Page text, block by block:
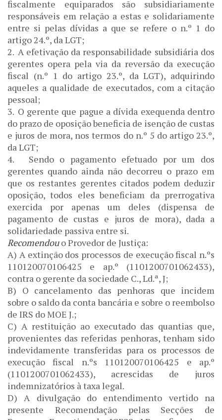
fiscalmente equiparados são subsidiariamente
responsáveis em relação a estas e solidariamente
entre si pelas dívidas a que se refere o n.º 1 do
artigo 24.º, da LGT;
2. A efetivação da responsabilidade subsidiária dos
gerentes opera pela via da reversão da execução
fiscal (n.º 1 do artigo 23.º, da LGT), adquirindo
aqueles a qualidade de executados, com a citação
pessoal;
3. O gerente que pague a dívida exequenda dentro
do prazo de oposição beneficia de isenção de custas
e juros de mora, nos termos do n.º 5 do artigo 23.º,
da LGT;
4.
Sendo o pagamento efetuado por um dos
gerentes quando ainda não decorreu o prazo em
que os restantes gerentes citados podem deduzir
oposição, todos eles beneficiam da prerrogativa
exercida por apenas um deles (dispensa de
pagamento de custas e juros de mora), dada a
solidariedade passiva entre si.
Recomendouo Provedor de Justiça:
A) A extinção dos processos de execução fiscal n.ºs
110120070106425 e ap.º (1101200701062433),
contra o gerente da sociedade C., Ld.ª, J;
B) O cancelamento das penhoras que incidem
sobre o saldo da conta bancária e sobre o reembolso
de IRS do MOE J.;
C) A restituição ao executado das quantias que,
provenientes das referidas penhoras, tenham sido
indevidamente transferidas para os processos de
execução fiscal n.ºs 110120070106425 e ap.º
(1101200701062433), acrescidas de juros
indemnizatórios à taxa legal.
D) A divulgação do entendimento vertido na
presente Recomendação pelas Secções de